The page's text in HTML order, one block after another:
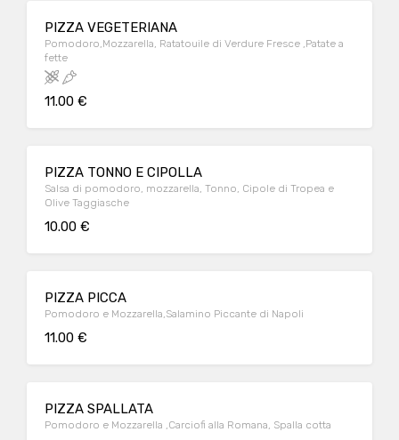
PIZZA VEGETERIANA
Pomodoro,Mozzarella, Ratatouile di Verdure Fresce ,Patate a
fette
11.00 €
PIZZA TONNO E CIPOLLA
Salsa di pomodoro, mozzarella, Tonno, Cipole di Tropea e
Olive Taggiasche
10.00 €
PIZZA PICCA
Pomodoro e Mozzarella,Salamino Piccante di Napoli
11.00 €
PIZZA SPALLATA
Pomodoro e Mozzarella ,Carciofi alla Romana, Spalla cotta